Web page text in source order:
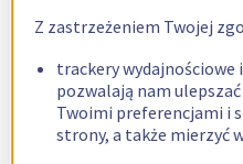
Z zastrzeżeniem Twojej
trackery
pozwalają nam
Twoimi preferencjami i
strony, a także mierzyć